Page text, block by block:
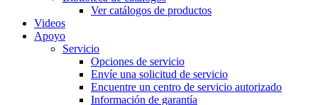
Ver catálogos de productos
Videos
Apoyo
Servicio
Opciones de servicio
Envíe una solicitud de servicio
Encuentre un centro de servicio autorizado
Información de garantía